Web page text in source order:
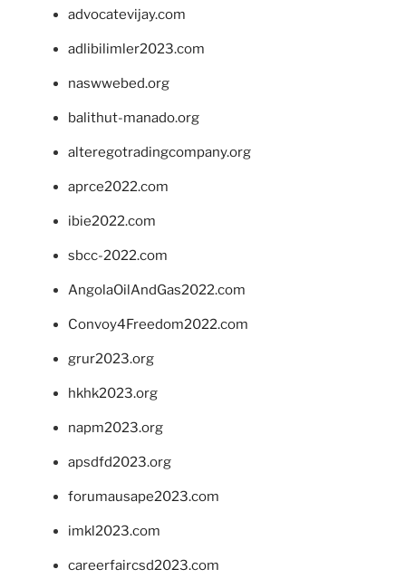
advocatevijay.com
adlibilimler2023.com
naswwebed.org
balithut-manado.org
alteregotradingcompany.org
aprce2022.com
ibie2022.com
sbcc-2022.com
AngolaOilAndGas2022.com
Convoy4Freedom2022.com
grur2023.org
hkhk2023.org
napm2023.org
apsdfd2023.org
forumausape2023.com
imkl2023.com
careerfaircsd2023.com